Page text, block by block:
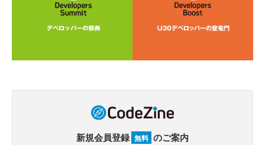
新規会員登録 無料 のご案内